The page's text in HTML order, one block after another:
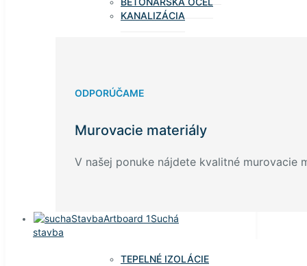
KANALIZÁCIA
ODPORÚČAME
Murovacie materiály
V našej ponuke nájdete kvalitné murovacie
Suchá
stavba
TEPELNÉ IZOLÁCIE